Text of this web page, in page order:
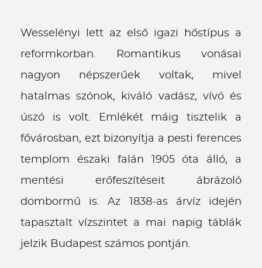
Wesselényi lett az első igazi hőstípus a
reformkorban. Romantikus vonásai
nagyon népszerűek voltak, mivel
hatalmas szónok, kiváló vadász, vívó és
úszó is volt. Emlékét máig tisztelik a
fővárosban, ezt bizonyítja a pesti ferences
templom északi falán 1905 óta álló, a
mentési erőfeszítéseit ábrázoló
dombormű is. Az 1838-as árvíz idején
tapasztalt vízszintet a mai napig táblák
jelzik Budapest számos pontján.